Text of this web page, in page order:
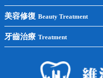
單顆種植
半口種植
全口種植
洗牙
四環素牙
常見問題
牙齒矯正
兒童矯正
美容修復 Beauty Treatment
全瓷牙
牙齒治療 Treatment